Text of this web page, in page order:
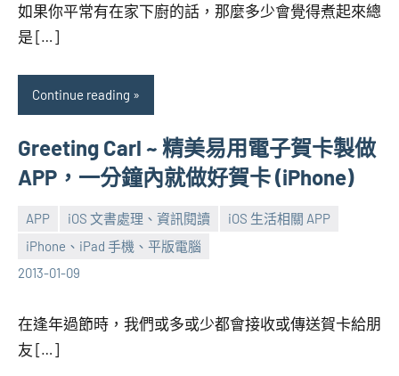
如果你平常有在家下廚的話，那麼多少會覺得煮起來總
是 […]
Continue reading
Greeting Carl ~ 精美易用電子賀卡製做
APP，一分鐘內就做好賀卡 (iPhone)
APP iOS 文書處理、資訊閱讀
iOS 生活相關 APP
iPhone、iPad 手機、平版電腦
2013-01-09
張
海
No
comments
在逢年過節時，我們或多或少都會接收或傳送賀卡給朋
友 […]